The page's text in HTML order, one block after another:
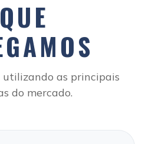
utilizando as principais
do mercado.